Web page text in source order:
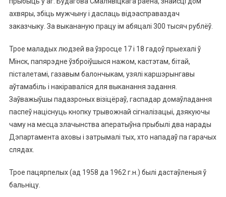
ахвяры, збіць мужчыну і даслаць відэасправаздач
заказчыку. За выкананую працу ім абяцалі 300 тысяч рублёў.
Трое маладых людзей ва ўзросце 17 і 18 гадоў прыехалі ў
Мінск, папярэдне ўзброіўшыся нажом, кастэтам, бітай,
пісталетамі, газавым балончыкам, узялі каршэрынгавы
аўтамабіль і накіраваліся для выканання задання.
Заўважыўшы падазроных візіцёраў, гаспадар домаўладання
паспеў націснуць кнопку трывожнай сігналізацыі, дзякуючы
чаму на месца злачынства аператыўна прыбылі два нарады
Дэпартамента аховы і затрымалі тых, хто нападаў па гарачых
слядах.
Трое пацярпелых (ад 1958 да 1962 г.н.) былі дастаўленыя ў
бальніцу.